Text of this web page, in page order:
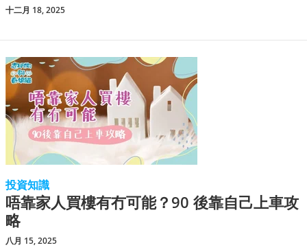
十二月 18, 2025
投資知識
唔靠家人買樓有冇可能？90 後靠自己上車攻
略
八月 15, 2025